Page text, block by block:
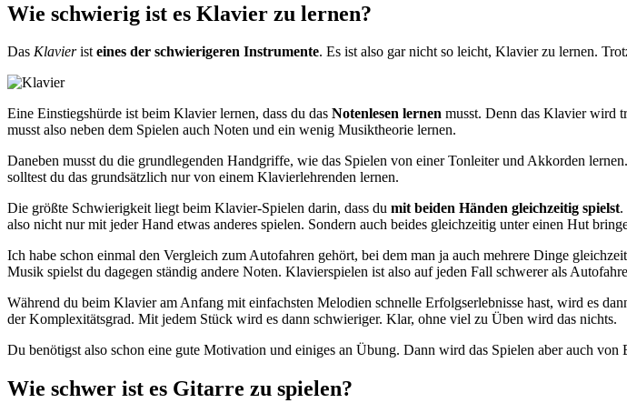
Wie schwierig ist es Klavier zu lernen?
Das Klavieristeines der schwierigeren Instrumente. Es ist also gar nicht so leicht, Klavier zu lernen.
Eine Einstiegshürde ist beim Klavier lernen, dass du das Notenlesen lernen musst. Denn das Klavier wird
musst also neben dem Spielen auch Noten und ein wenig Musiktheorie lernen.
Daneben musst du die grundlegenden Handgriffe, wie das Spielen von einer Tonleiter und Akkorden
solltest du das grundsätzlich nur von einem Klavierlehrenden lernen.
Die größte Schwierigkeit liegt beim Klavier-Spielen darin, dass du mit beiden Händen gleichzeitig spielst.
also nicht nur mit jeder Hand etwas anderes spielen. Sondern auch beides gleichzeitig unter einen Hut
Ich habe schon einmal den Vergleich zum Autofahren gehört, bei dem man ja auch mehrere Dinge
Musik spielst du dagegen ständig andere Noten. Klavierspielen ist also auf jeden Fall schwerer als
Während du beim Klavier am Anfang mit einfachsten Melodien schnelle Erfolgserlebnisse hast, wird es
der Komplexitätsgrad. Mit jedem Stück wird es dann schwieriger. Klar, ohne viel zu Üben wird das nichts.
Du benötigst also schon eine gute Motivation und einiges an Übung. Dann wird das Spielen aber auch
Wie schwer ist es Gitarre zu spielen?